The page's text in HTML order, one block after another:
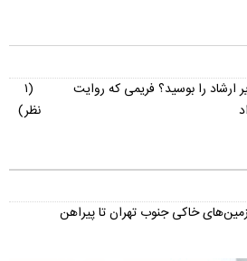
را بوسید؟ فریمی که روایت
(۱
نظر)
زمین‌های خاکی جنوب تهران تا پیراهن